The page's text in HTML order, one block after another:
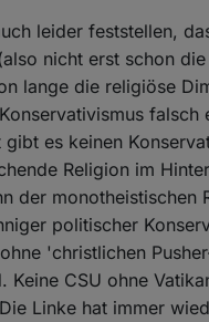
leider feststellen,
nicht erst schon
lange die religiöse
falsch
es keinen
Religion im
der monotheistischen
politischer
'christlichen
Keine CSU ohne
Linke hat immer